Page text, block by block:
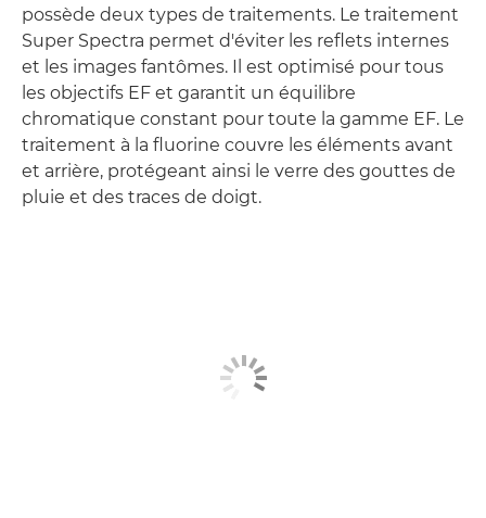
possède deux types de traitements. Le traitement
Super Spectra permet d'éviter les reflets internes
et les images fantômes. Il est optimisé pour tous
les objectifs EF et garantit un équilibre
chromatique constant pour toute la gamme EF. Le
traitement à la fluorine couvre les éléments avant
et arrière, protégeant ainsi le verre des gouttes de
pluie et des traces de doigt.